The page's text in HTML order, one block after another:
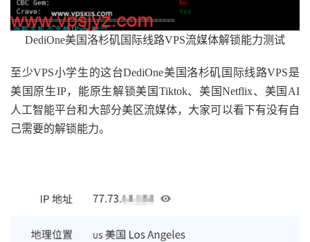
DediOne美国洛杉矶国际线路VPS流媒体解锁能力测试
至少VPS小学生的这台DediOne美国洛杉矶国际线路VPS是
美国原生IP，能原生解锁美国Tiktok、美国Netflix、美国AI
人工智能平台和大部分美区流媒体，大家可以看下有没有自
己需要的解锁能力。